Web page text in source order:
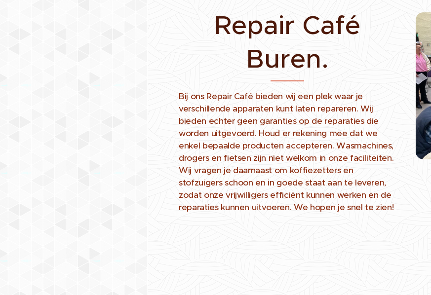
Repair Café
Buren.
Bij ons Repair Café bieden wij een plek waar je
verschillende apparaten kunt laten repareren. Wij
bieden echter geen garanties op de reparaties die
worden uitgevoerd. Houd er rekening mee dat we
enkel bepaalde producten accepteren. Wasmachines,
drogers en fietsen zijn niet welkom in onze faciliteiten.
Wij vragen je daarnaast om koffiezetters en
stofzuigers schoon en in goede staat aan te leveren,
zodat onze vrijwilligers efficiënt kunnen werken en de
reparaties kunnen uitvoeren. We hopen je snel te zien!